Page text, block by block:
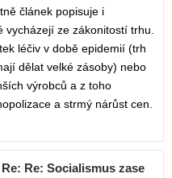
článek popisuje i
vycházejí ze zákonitostí trhu.
léčiv v době epidemií (trh
dělat velké zásoby) nebo
výrobců a z toho
a strmý nárůst cen.
Re: Socialismus zase